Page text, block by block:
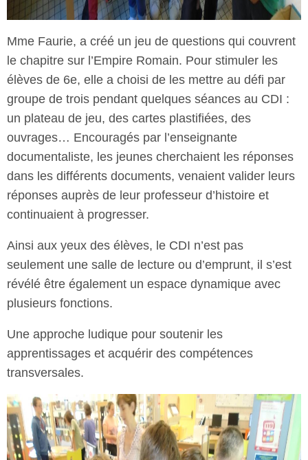
Mme Faurie, a créé un jeu de questions qui couvrent
le chapitre sur l’Empire Romain. Pour stimuler les
élèves de 6e, elle a choisi de les mettre au défi par
groupe de trois pendant quelques séances au CDI :
un plateau de jeu, des cartes plastifiées, des
ouvrages… Encouragés par l’enseignante
documentaliste, les jeunes cherchaient les réponses
dans les différents documents, venaient valider leurs
réponses auprès de leur professeur d’histoire et
continuaient à progresser.
Ainsi aux yeux des élèves, le CDI n’est pas
seulement une salle de lecture ou d’emprunt, il s’est
révélé être également un espace dynamique avec
plusieurs fonctions.
Une approche ludique pour soutenir les
apprentissages et acquérir des compétences
transversales.